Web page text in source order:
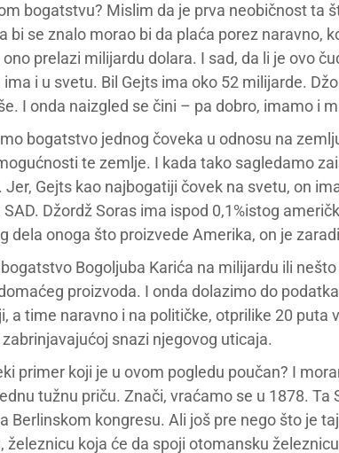
bogatstvu? Mislim da je prva neobičnost ta
bi se znalo morao bi da plaća porez naravno,
prelazi milijardu dolara. I sad, da li je ovo
i u svetu. Bil Gejts ima oko 52 milijarde.
I onda naizgled se čini – pa dobro, imamo i
bogatstvo jednog čoveka u odnosu na
te zemlje. I kada tako sagledamo
Gejts kao najbogatiji čovek na svetu, on
Džordž Soras ima ispod 0,1%istog
dela onoga što proizvede Amerika, on je
Bogoljuba Karića na milijardu ili nešto
proizvoda. I onda dolazimo do
a time naravno i na političke, otprilike 20 puta
snazi njegovog uticaja.
primer koji je u ovom pogledu poučan? I
tužnu priču. Znači, vraćamo se u 1878. Ta
Berlinskom kongresu. Ali još pre nego što je
železnicu koja će da spoji otomansku